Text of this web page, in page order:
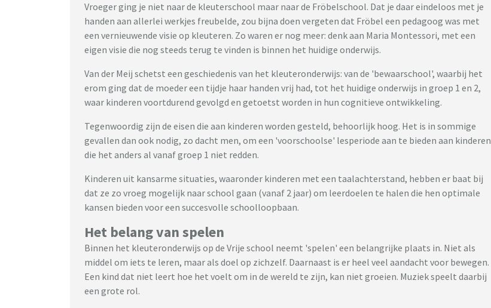
Vroeger ging je niet naar de kleuterschool maar naar de Fröbelschool. Dat je daar eindeloos met je
handen aan allerlei werkjes freubelde, zou bijna doen vergeten dat Fröbel een pedagoog was met
een vernieuwende visie op kleuteren. Zo waren er nog meer: denk aan Maria Montessori, met een
eigen visie die nog steeds terug te vinden is binnen het huidige onderwijs.
Van der Meij schetst een geschiedenis van het kleuteronderwijs: van de 'bewaarschool', waarbij het
erom ging dat de moeder een tijdje haar handen vrij had, tot het huidige onderwijs in groep 1 en 2,
waar kinderen voortdurend gevolgd en getoetst worden in hun cognitieve ontwikkeling.
Tegenwoordig zijn de eisen die aan kinderen worden gesteld, behoorlijk hoog. Het is in sommige
gevallen dan ook nodig, zo dacht men, om een 'voorschoolse' lesperiode aan te bieden aan kinderen
die het anders al vanaf groep 1 niet redden.
Kinderen uit kansarme situaties, waaronder kinderen met een taalachterstand, hebben er baat bij
dat ze zo vroeg mogelijk naar school gaan (vanaf 2 jaar) om leerdoelen te halen die hen optimale
kansen bieden voor een succesvolle schoolloopbaan.
Het belang van spelen
Binnen het kleuteronderwijs op de Vrije school neemt 'spelen' een belangrijke plaats in. Niet als
middel om iets te leren, maar als doel op zichzelf. Daarnaast is er heel veel aandacht voor bewegen.
Een kind dat niet leert hoe het voelt om in de wereld te zijn, kan niet groeien. Muziek speelt daarbij
een grote rol.